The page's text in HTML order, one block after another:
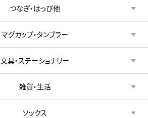
つなぎ・はっぴ他
マグカップ・タンブラー
文具・ステーショナリー
雑貨・生活
ソックス